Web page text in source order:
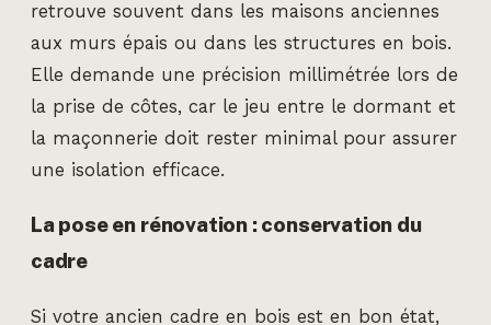
retrouve souvent dans les maisons anciennes
aux murs épais ou dans les structures en bois.
Elle demande une précision millimétrée lors de
la prise de côtes, car le jeu entre le dormant et
la maçonnerie doit rester minimal pour assurer
une isolation efficace.
La pose en rénovation : conservation du
cadre
Si votre ancien cadre en bois est en bon état,